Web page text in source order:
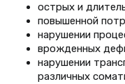
острых и
повышенной
нарушении
врожденных
нарушении
различных